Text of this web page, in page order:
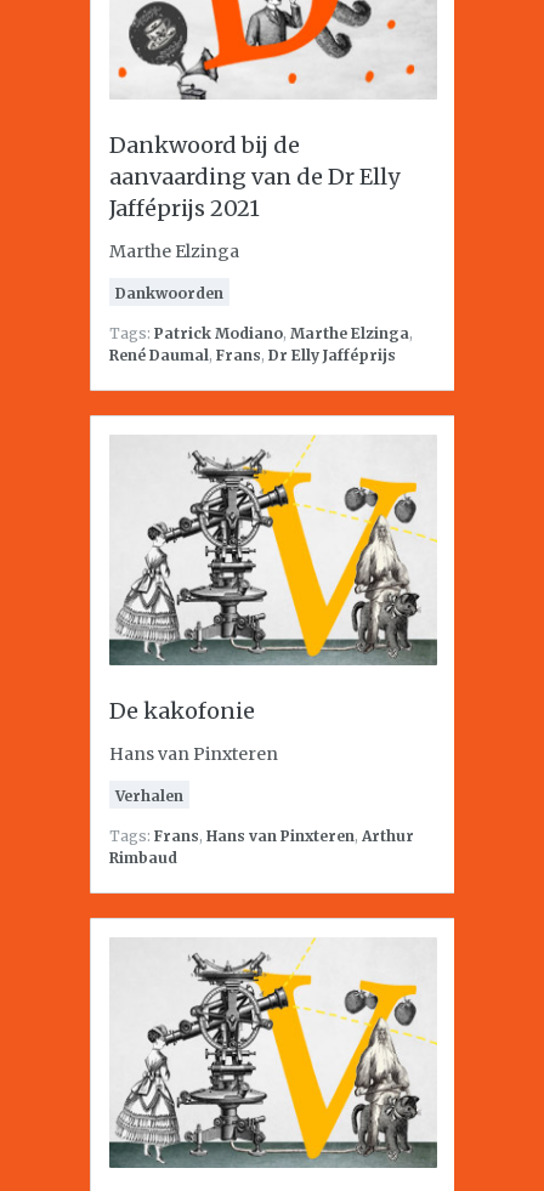
Dankwoord bij de
aanvaarding van de Dr Elly
Jafféprijs 2021
Marthe Elzinga
Dankwoorden
Tags: Patrick Modiano, Marthe Elzinga,
René Daumal, Frans, Dr Elly Jafféprijs
De kakofonie
Hans van Pinxteren
Verhalen
Tags: Frans, Hans van Pinxteren, Arthur
Rimbaud